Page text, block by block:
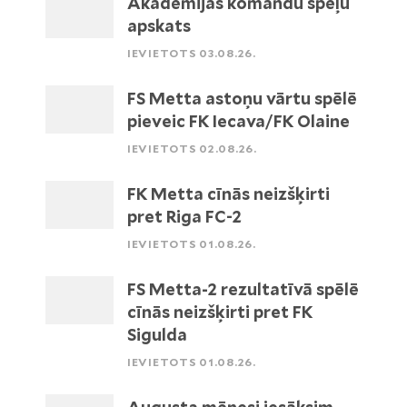
apskats
IEVIETOTS 03.08.26.
FS Metta astoņu vārtu spēlē
pieveic FK Iecava/FK Olaine
IEVIETOTS 02.08.26.
FK Metta cīnās neizšķirti
pret Riga FC-2
IEVIETOTS 01.08.26.
FS Metta-2 rezultatīvā spēlē
cīnās neizšķirti pret FK
Sigulda
IEVIETOTS 01.08.26.